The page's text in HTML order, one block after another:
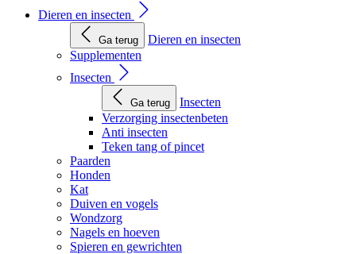
Dieren en insecten
Ga terug
Dieren en insecten
Supplementen
Insecten
Ga terug
Insecten
Verzorging insectenbeten
Anti insecten
Teken tang of pincet
Paarden
Honden
Kat
Duiven en vogels
Wondzorg
Nagels en hoeven
Spieren en gewrichten